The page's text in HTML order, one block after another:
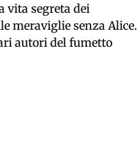
vita segreta dei
meraviglie senza Alice.
autori del fumetto